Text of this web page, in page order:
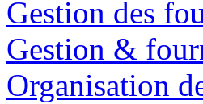
Gestion des
Gestion &
Organisation